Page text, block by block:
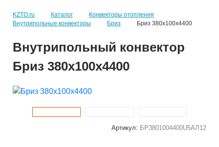
KZTO.ru Каталог
Конвекторы отопления
Внутрипольные конвекторы
Бриз Бриз 380х100х4400
Внутрипольный конвектор
Бриз 380х100х4400
Артикул: БР3801004400U5АЛ12